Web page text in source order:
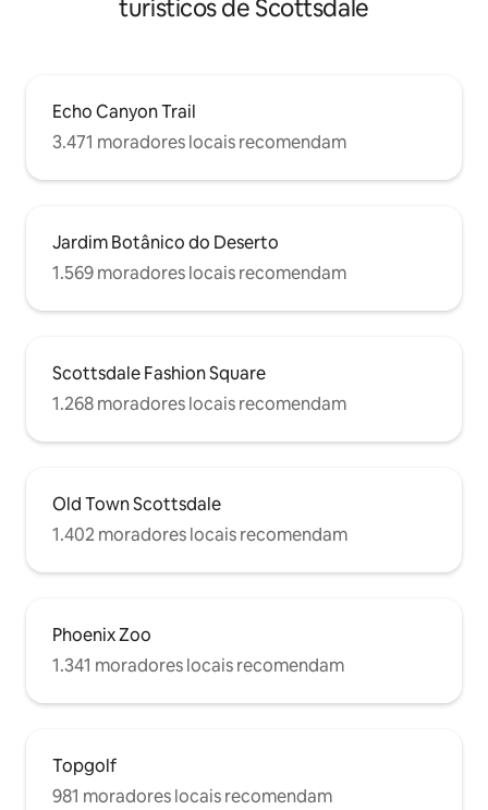
turísticos de Scottsdale
Echo Canyon Trail
3.471 moradores locais recomendam
Jardim Botânico do Deserto
1.569 moradores locais recomendam
Scottsdale Fashion Square
1.268 moradores locais recomendam
Old Town Scottsdale
1.402 moradores locais recomendam
Phoenix Zoo
1.341 moradores locais recomendam
Topgolf
981 moradores locais recomendam